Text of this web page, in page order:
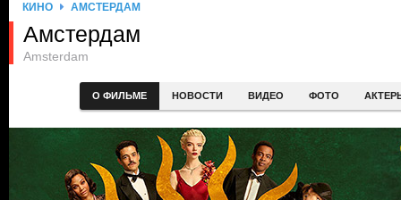
КИНО АМСТЕРДАМ
Амстердам
Amsterdam
О ФИЛЬМЕ НОВОСТИ ВИДЕО ФОТО